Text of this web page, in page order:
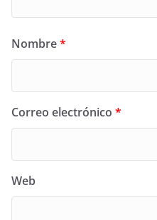
Nombre*
Correo electrónico *
Web